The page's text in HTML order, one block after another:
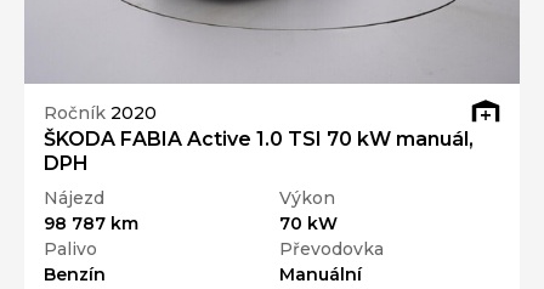
Ročník 2020
ŠKODA FABIA Active 1.0 TSI 70 kW manuál,
DPH
Nájezd
98 787 km
Výkon
70 kW
Palivo
Benzín
Převodovka
Manuální